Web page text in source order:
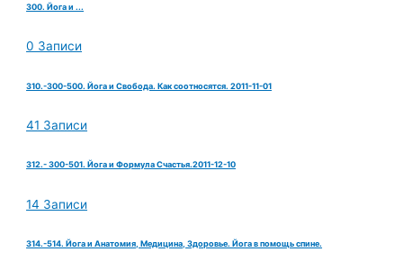
300. Йога и ...
0 Записи
310.-300-500. Йога и Свобода. Как соотносятся. 2011-11-01
41 Записи
312.- 300-501. Йога и Формула Счастья.2011-12-10
14 Записи
314.-514. Йога и Анатомия, Медицина, Здоровье. Йога в помощь спине.